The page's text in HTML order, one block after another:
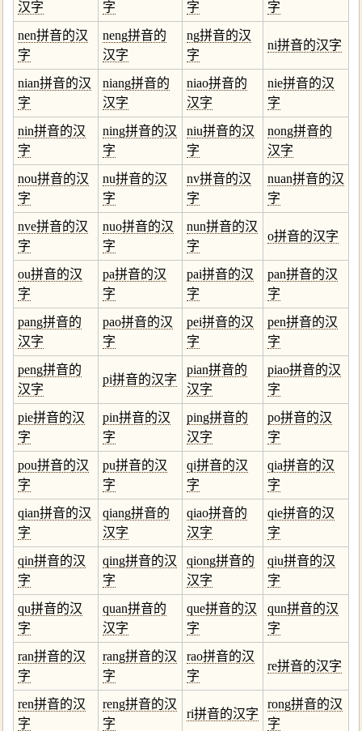
汉字
字
字
字
nen拼音的汉
字
neng拼音的
汉字
ng拼音的汉
字
ni拼音的汉字
nian拼音的汉
字
niang拼音的
汉字
niao拼音的
汉字
nie拼音的汉
字
nin拼音的汉
字
ning拼音的汉
字
niu拼音的汉
字
nong拼音的
汉字
nou拼音的汉
字
nu拼音的汉
字
nv拼音的汉
字
nuan拼音的汉
字
nve拼音的汉
字
nuo拼音的汉
字
nun拼音的汉
字
o拼音的汉字
ou拼音的汉
字
pa拼音的汉
字
pai拼音的汉
字
pan拼音的汉
字
pang拼音的
汉字
pao拼音的汉
字
pei拼音的汉
字
pen拼音的汉
字
peng拼音的
汉字
pi拼音的汉字
pian拼音的
汉字
piao拼音的汉
字
pie拼音的汉
字
pin拼音的汉
字
ping拼音的
汉字
po拼音的汉
字
pou拼音的汉
字
pu拼音的汉
字
qi拼音的汉
字
qia拼音的汉
字
qian拼音的汉
字
qiang拼音的
汉字
qiao拼音的
汉字
qie拼音的汉
字
qin拼音的汉
字
qing拼音的汉
字
qiong拼音的
汉字
qiu拼音的汉
字
qu拼音的汉
字
quan拼音的
汉字
que拼音的汉
字
qun拼音的汉
字
ran拼音的汉
字
rang拼音的汉
字
rao拼音的汉
字
re拼音的汉字
ren拼音的汉
字
reng拼音的汉
字
ri拼音的汉字
rong拼音的汉
字